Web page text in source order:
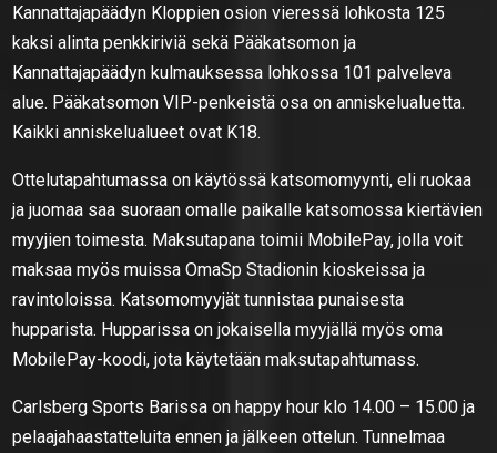
Kannattajapäädyn Kloppien osion vieressä lohkosta 125
kaksi alinta penkkiriviä sekä Pääkatsomon ja
Kannattajapäädyn kulmauksessa lohkossa 101 palveleva
alue. Pääkatsomon VIP-penkeistä osa on anniskelualuetta.
Kaikki anniskelualueet ovat K18.
Ottelutapahtumassa on käytössä katsomomyynti, eli ruokaa
ja juomaa saa suoraan omalle paikalle katsomossa kiertävien
myyjien toimesta. Maksutapana toimii MobilePay, jolla voit
maksaa myös muissa OmaSp Stadionin kioskeissa ja
ravintoloissa. Katsomomyyjät tunnistaa punaisesta
hupparista. Hupparissa on jokaisella myyjällä myös oma
MobilePay-koodi, jota käytetään maksutapahtumass.
Carlsberg Sports Barissa on happy hour klo 14.00 – 15.00 ja
pelaajahaastatteluita ennen ja jälkeen ottelun. Tunnelmaa